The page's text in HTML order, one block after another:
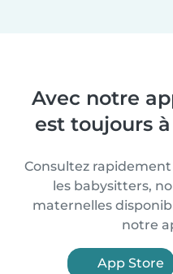
Avec notre
est toujours
Consultez
les babysitters,
maternelles
notre
App Store